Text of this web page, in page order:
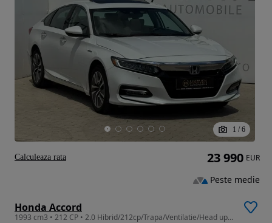
1 / 6
Honda Accord
1993 cm3 • 212 CP • 2.0 Hibrid/212cp/Trapa/Ventilatie/Head up/Memorii/Credit/Rate
23 990 EUR
Peste medie
Calculeaza rata